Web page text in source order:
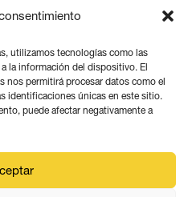
utilizamos tecnologías como las
la información del dispositivo. El
permitirá procesar datos como el
identificaciones únicas en este sitio.
puede afectar negativamente a
de Creative Commons
por correo
legal